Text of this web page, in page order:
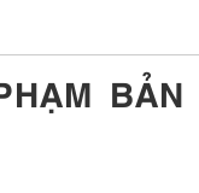
BẢN